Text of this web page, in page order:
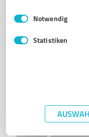
Impressum
Einwilligungsauswahl
Notwendig
Statistiken
Hähnchenhof
Hähnchenhof zur
artgerechter